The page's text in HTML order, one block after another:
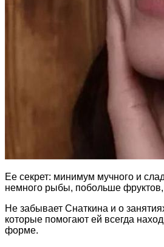
Ее секрет: минимум мучного и
немного рыбы, побольше
Не забывает Снаткина и о
которые помогают ей всегда
форме.